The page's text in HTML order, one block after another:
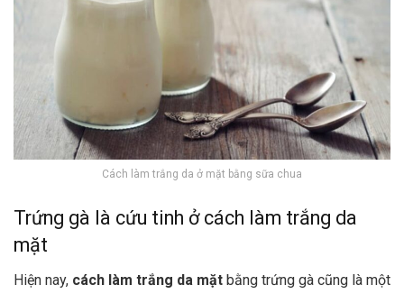
Cách làm trắng da ở mặt bằng sữa chua
Trứng gà là cứu tinh ở cách làm trắng da
mặt
Hiện nay, cách làm trắng da mặt bằng trứng gà cũng là một